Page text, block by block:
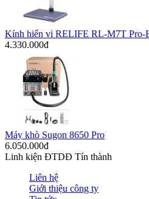
Kính hiển vi RELIFE RL-M7T Pro-
4.330.000đ
Máy khò Sugon 8650 Pro
6.050.000đ
Linh kiện ĐTDĐ Tín thành
Liên hệ
Giới thiệu công ty